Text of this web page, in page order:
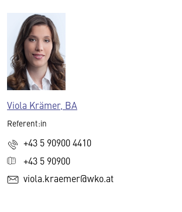
Viola Krämer, BA
Referent:in
+43 5 90900 4410
+43 5 90900
viola.kraemer@wko.at